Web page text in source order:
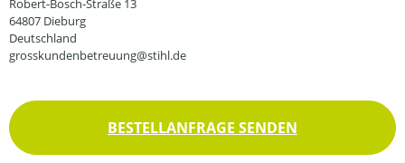
Robert-Bosch-Straße 13
64807 Dieburg
Deutschland
grosskundenbetreuung@stihl.de
BESTELLANFRAGE SENDEN